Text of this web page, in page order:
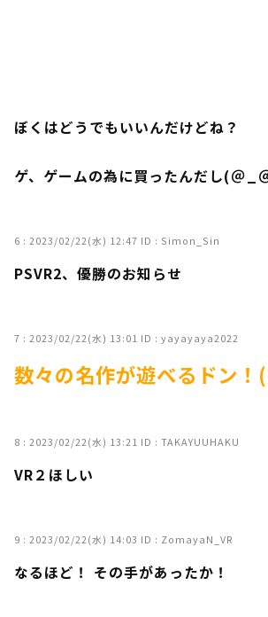
ぼくはどうでもいいんだけどね？
ゲ、ゲームの為に買ったんだし(⁠＠⁠_⁠
6 : 2023/02/22(水) 12:47 ID : Simon_Sin
PSVR2、優勝のお知らせ
7 : 2023/02/22(水) 13:01 ID : yayayaya2022
数々の名作が遊べるドン！
8 : 2023/02/22(水) 13:21 ID : TAKAYUUHAKU
VR２ほしい
9 : 2023/02/22(水) 14:03 ID : ZomayaN_VR
なるほど！ その手があったか！